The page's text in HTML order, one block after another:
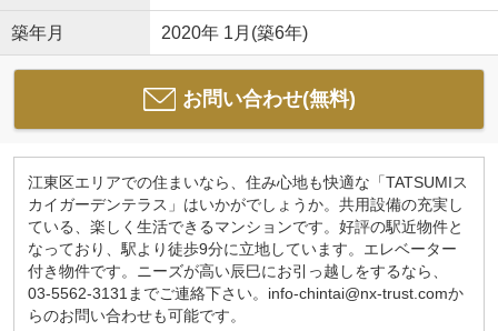
築年月 2020年 1月(築6年)
お問い合わせ(無料)
江東区エリアでの住まいなら、住み心地も快適な「TATSUMIス
カイガーデンテラス」はいかがでしょうか。共用設備の充実し
ている、楽しく生活できるマンションです。好評の駅近物件と
なっており、駅より徒歩9分に立地しています。エレベーター
付き物件です。ニーズが高い辰巳にお引っ越しをするなら、
03-5562-3131までご連絡下さい。info-chintai@nx-trust.comか
らのお問い合わせも可能です。